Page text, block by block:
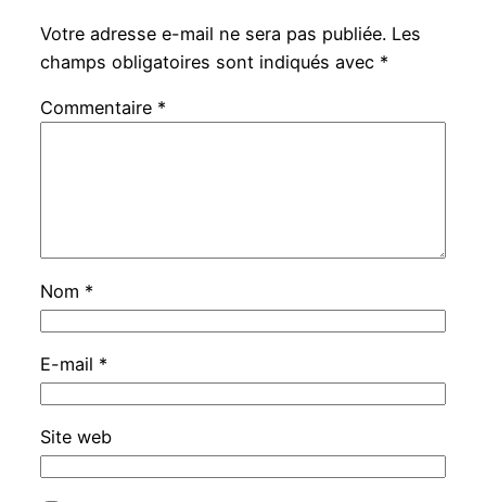
Votre adresse e-mail ne sera pas publiée. Les
champs obligatoires sont indiqués avec *
Commentaire *
Nom *
E-mail *
Site web